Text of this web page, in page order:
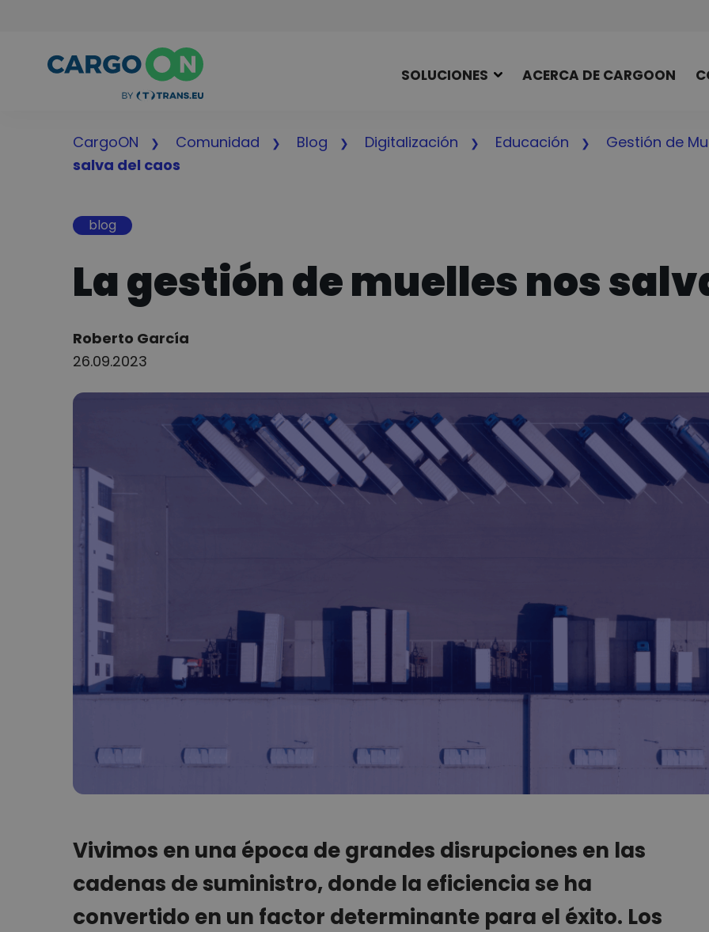
SOLUCIONES ACERCA DE CARGOON
CargoON Comunidad Blog Digitalización Educación Gestión de
salva del caos
blog
La gestión de muelles nos
Author:
Roberto García
26.09.2023
Vivimos en una época de grandes disrupciones en las
cadenas de suministro, donde la eficiencia se ha
convertido en un factor determinante para el éxito. Los